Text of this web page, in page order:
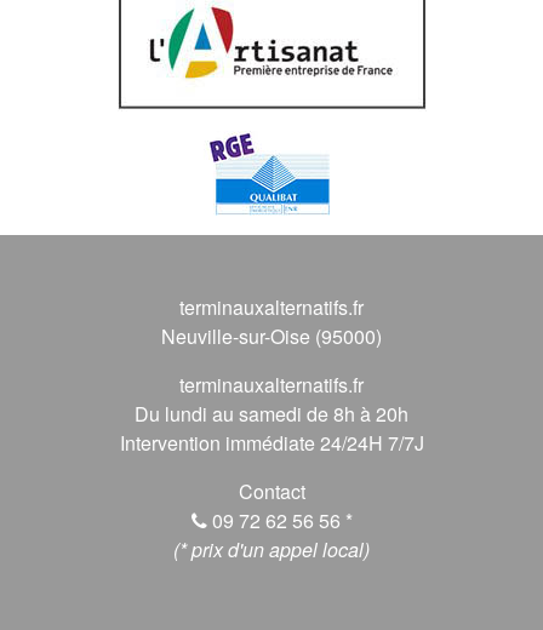
terminauxalternatifs.fr
Neuville-sur-Oise (95000)
terminauxalternatifs.fr
Du lundi au samedi de 8h à 20h
Intervention immédiate 24/24H 7/7J
Contact
09 72 62 56 56 *
(* prix d'un appel local)